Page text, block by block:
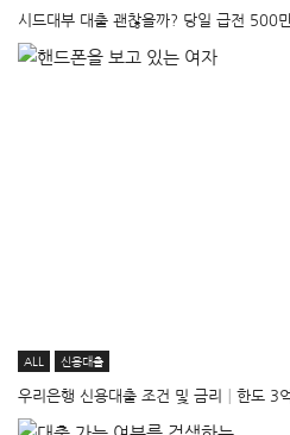
시드대부 대출 괜찮을까? 당일 급전 500
ALL 신용대출
우리은행 신용대출 조건 및 금리│한도 3